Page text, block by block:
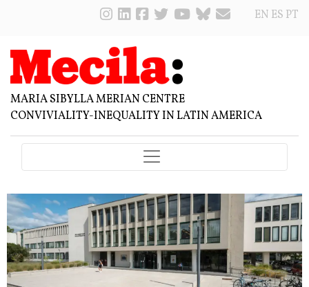
EN ES PT
MARIA SIBYLLA MERIAN CENTRE
CONVIVIALITY-INEQUALITY IN LATIN AMERICA